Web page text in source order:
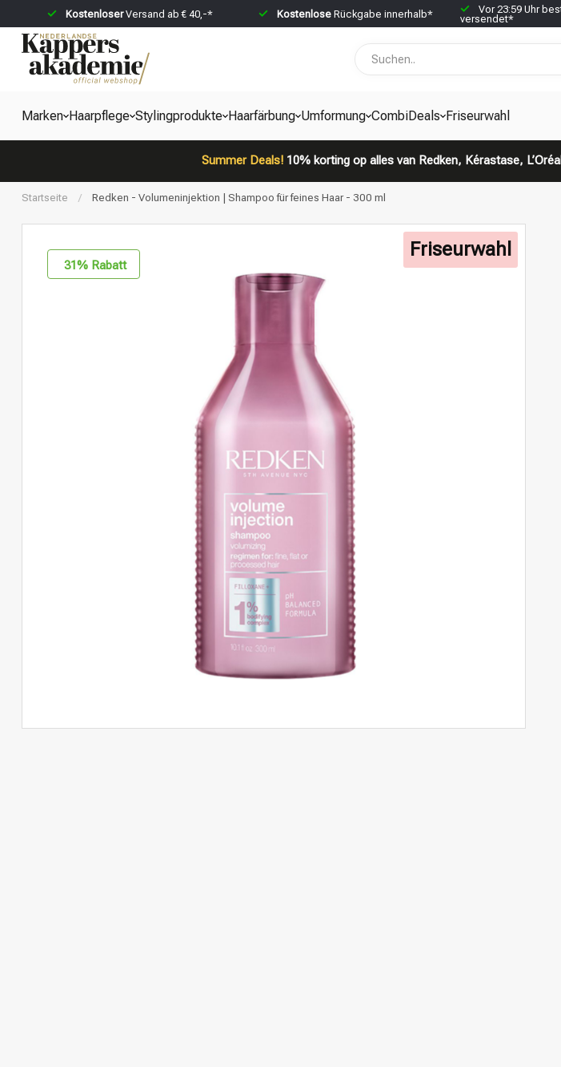
KostenloserVersand ab € 40,-* Kostenlose Rückgabe innerhalb* Vor 23:59 Uhr
versendet*
Marken Haarpflege Stylingprodukte Haarfärbung Umformung CombiDeals Friseurwahl
Summer Deals!10% korting op alles van Redken, Kérastase,
Startseite / Redken - Volumeninjektion | Shampoo für feines Haar - 300 ml
31% Rabatt
Friseurwahl